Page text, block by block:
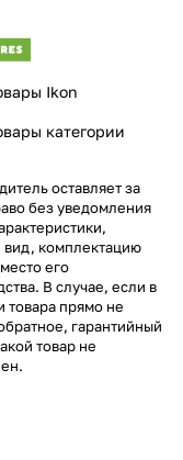
Ikon
категории
оставляет за
без уведомления
комплектацию
его
В случае, если в
товара прямо не
гарантийный
товар не